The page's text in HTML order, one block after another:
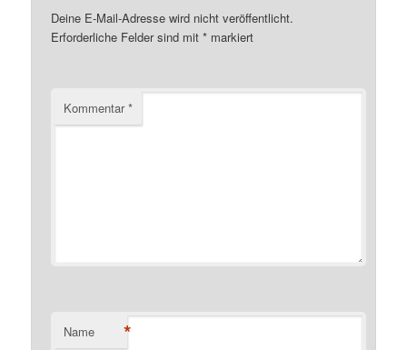
Deine E-Mail-Adresse wird nicht veröffentlicht.
Erforderliche Felder sind mit* markiert
Kommentar*
Name *